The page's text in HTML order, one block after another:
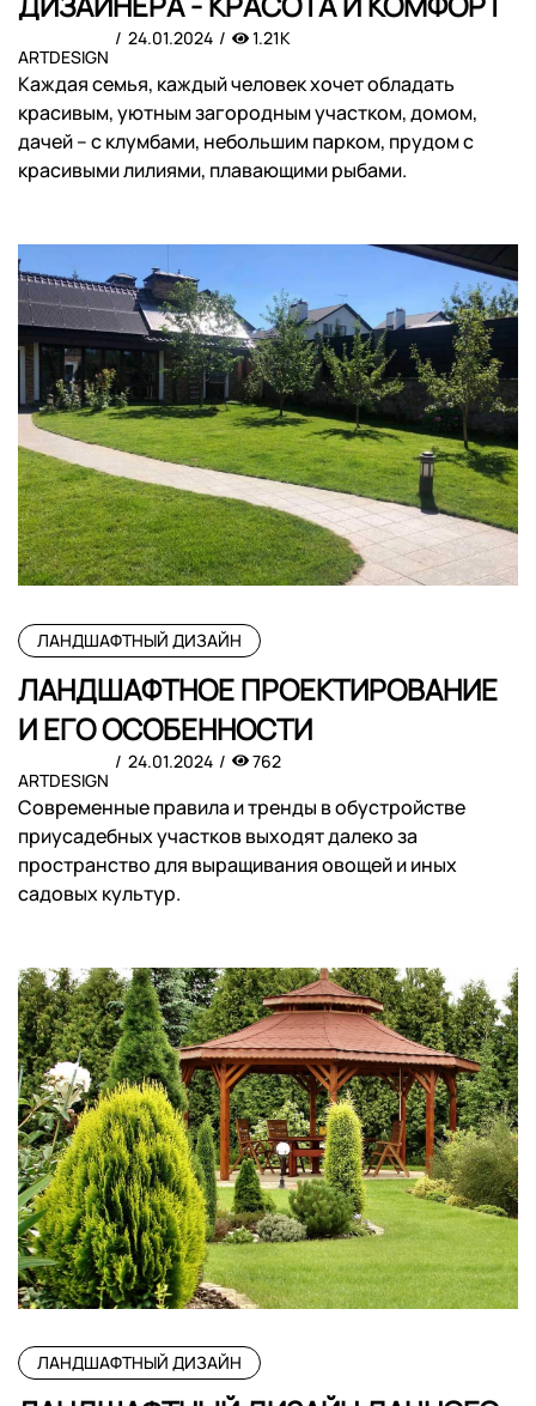
ARTDESIGN
24.01.2024 1.21K
Каждая семья, каждый человек хочет обладать
красивым, уютным загородным участком, домом,
дачей – с клумбами, небольшим парком, прудом с
красивыми лилиями, плавающими рыбами.
ЛАНДШАФТНЫЙ ДИЗАЙН
ЛАНДШАФТНОЕ ПРОЕКТИРОВАНИЕ
И ЕГО ОСОБЕННОСТИ
ARTDESIGN
24.01.2024 762
Современные правила и тренды в обустройстве
приусадебных участков выходят далеко за
пространство для выращивания овощей и иных
садовых культур.
ЛАНДШАФТНЫЙ ДИЗАЙН